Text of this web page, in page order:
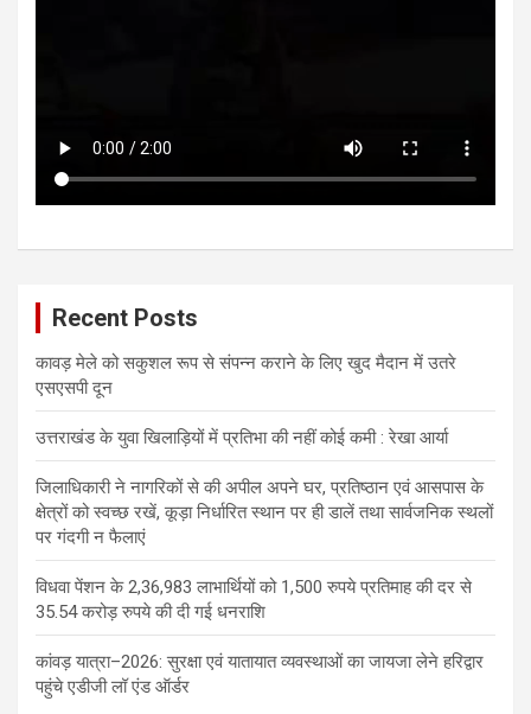
Recent Posts
कावड़ मेले को सकुशल रूप से संपन्न कराने के लिए खुद मैदान में उतरे
एसएसपी दून
उत्तराखंड के युवा खिलाड़ियों में प्रतिभा की नहीं कोई कमी : रेखा आर्या
जिलाधिकारी ने नागरिकों से की अपील अपने घर, प्रतिष्ठान एवं आसपास के
क्षेत्रों को स्वच्छ रखें, कूड़ा निर्धारित स्थान पर ही डालें तथा सार्वजनिक स्थलों
पर गंदगी न फैलाएं
विधवा पेंशन के 2,36,983 लाभार्थियों को 1,500 रुपये प्रतिमाह की दर से
35.54 करोड़ रुपये की दी गई धनराशि
कांवड़ यात्रा–2026: सुरक्षा एवं यातायात व्यवस्थाओं का जायजा लेने हरिद्वार
पहुंचे एडीजी लॉ एंड ऑर्डर